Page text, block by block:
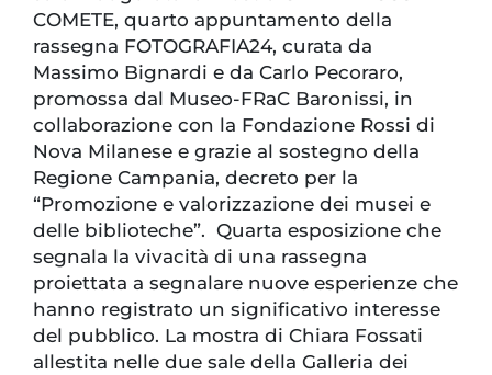
COMETE, quarto appuntamento della
rassegna FOTOGRAFIA24, curata da
Massimo Bignardi e da Carlo Pecoraro,
promossa dal Museo-FRaC Baronissi, in
collaborazione con la Fondazione Rossi di
Nova Milanese e grazie al sostegno della
Regione Campania, decreto per la
“Promozione e valorizzazione dei musei e
delle biblioteche”. Quarta esposizione che
segnala la vivacità di una rassegna
proiettata a segnalare nuove esperienze che
hanno registrato un significativo interesse
del pubblico. La mostra di Chiara Fossati
allestita nelle due sale della Galleria dei